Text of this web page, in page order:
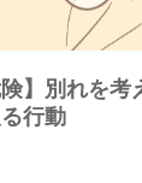
険】別れを
行動